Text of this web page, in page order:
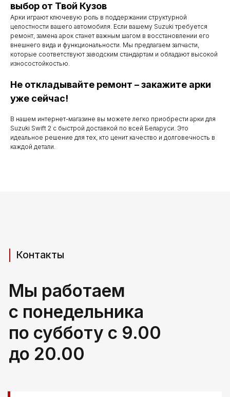
выбор от Твой Кузов
Арки играют ключевую роль в поддержании структурной
целостности вашего автомобиля. Если вашему Suzuki требуется
ремонт, замена арок станет важным шагом в восстановлении его
внешнего вида и функциональности. Мы предлагаем запчасти,
которые соответствуют заводским стандартам и обладают высокой
износостойкостью.
Не откладывайте ремонт – закажите арки
уже сейчас!
В нашем интернет-магазине вы можете легко приобрести арки для
Suzuki Swift 2 с быстрой доставкой по всей Беларуси. Это
идеальное решение для тех, кто ценит качество и долговечность в
каждой детали.
+37529 231 88 27
+37529 201 36 27
Адрес производства (самовывоз)
г. Береза, ул Свердлова 165ж
Мы работаем
с понедельника
по субботу с 9.00
до 20.00